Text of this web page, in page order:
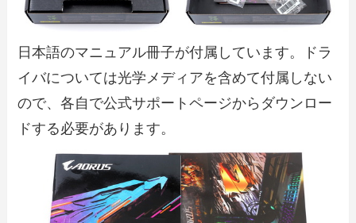
日本語のマニュアル冊子が付属しています。ドラ
イバについては光学メディアを含めて付属しない
ので、各自で公式サポートページからダウンロー
ドする必要があります。